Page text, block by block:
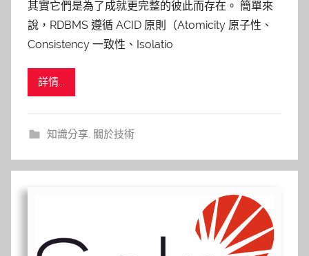
其實它們是為了成就更完整的彼此而存在。 簡單來
說，RDBMS 遵循 ACID 原則（Atomicity 原子性、
Consistency 一致性、Isolatio
詳情...
知識分享, 關於技術